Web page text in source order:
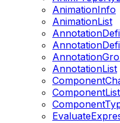
AnimationInfo
AnimationList
AnnotationList
ComponentList